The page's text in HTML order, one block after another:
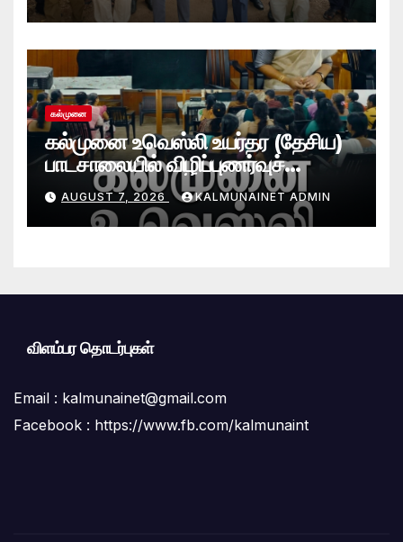
கல்முனை
கல்முனை உவெஸ்லி உயர்தர (தேசிய)
பாடசாலையில் விழிப்புணர்வுச்
செயலமர்வு
AUGUST 7, 2026 KALMUNAINET ADMIN
விளம்பர தொடர்புகள்
Email : kalmunainet@gmail.com
Facebook : https://www.fb.com/kalmunaint